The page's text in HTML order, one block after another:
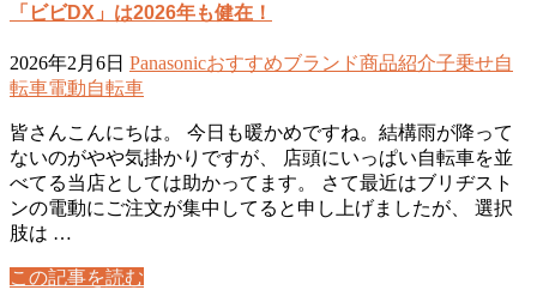
「ビビDX」は2026年も健在！
2026年2月6日 Panasonicおすすめブランド商品紹介子乗せ自
転車電動自転車
皆さんこんにちは。 今日も暖かめですね。結構雨が降って
ないのがやや気掛かりですが、 店頭にいっぱい自転車を並
べてる当店としては助かってます。 さて最近はブリヂスト
ンの電動にご注文が集中してると申し上げましたが、 選択
肢は …
この記事を読む